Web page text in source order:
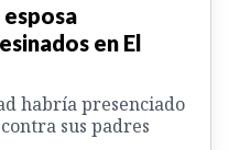
en El
habría presenciado
sus padres